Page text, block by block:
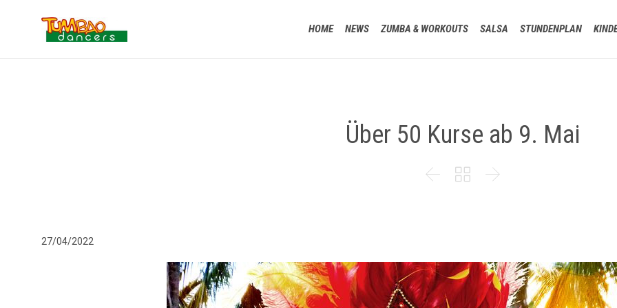
HOME NEWS ZUMBA & WORKOUTS SALSA STUNDENPLAN
Über 50 Kurse ab 9. Mai
  
27/04/2022